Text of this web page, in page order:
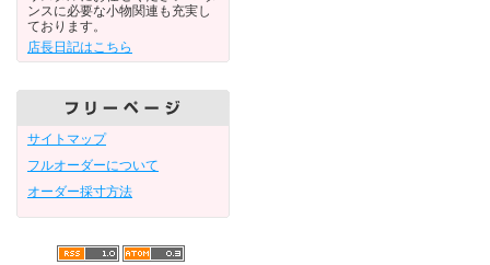
ンスに必要な小物関連も充実し
ております。
店長日記はこちら
サイトマップ
フルオーダーについて
オーダー採寸方法